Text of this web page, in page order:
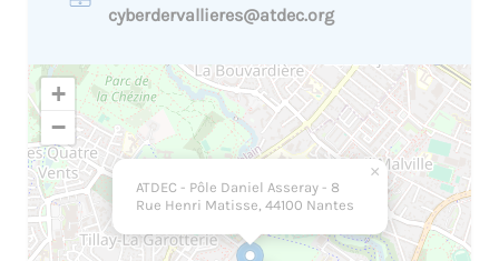
cyberdervallieres@atdec.org
ATDEC - Pôle Daniel Asseray - 8
Rue Henri Matisse, 44100 Nantes
×
+
−